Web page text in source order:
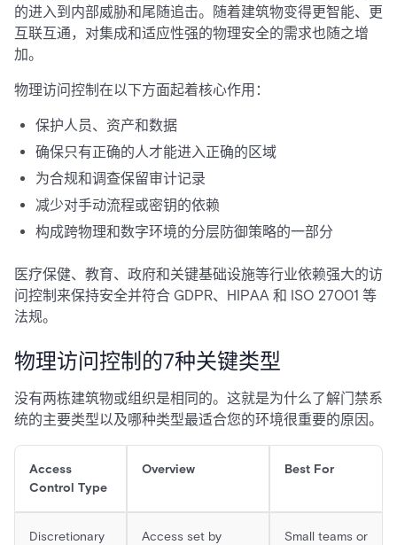
的进入到内部威胁和尾随追击。随着建筑物变得更智能、更
互联互通，对集成和适应性强的物理安全的需求也随之增
加。
物理访问控制在以下方面起着核心作用：
保护人员、资产和数据
确保只有正确的人才能进入正确的区域
为合规和调查保留审计记录
减少对手动流程或密钥的依赖
构成跨物理和数字环境的分层防御策略的一部分
医疗保健、教育、政府和关键基础设施等行业依赖强大的访
问控制来保持安全并符合 GDPR、HIPAA 和 ISO 27001 等
法规。
物理访问控制的7种关键类型
没有两栋建筑物或组织是相同的。这就是为什么了解门禁系
统的主要类型以及哪种类型最适合您的环境很重要的原因。
Access
Control Type
Overview Best For
Discretionary
Access set by
Small teams or